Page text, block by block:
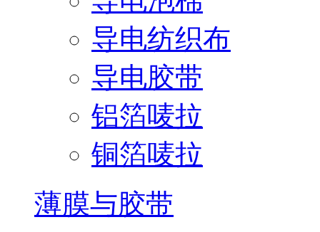
导电纺织布
导电胶带
铝箔唛拉
铜箔唛拉
薄膜与胶带